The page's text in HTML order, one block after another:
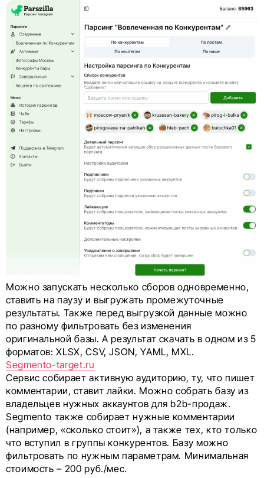
Можно запускать несколько сборов одновременно,
ставить на паузу и выгружать промежуточные
результаты. Также перед выгрузкой данные можно
по разному фильтровать без изменения
оригинальной базы. А результат скачать в одном из 5
форматов: XLSX, CSV, JSON, YAML, MXL.
Segmento-target.ru
Сервис собирает активную аудиторию, ту, что пишет
комментарии, ставит лайки. Можно собрать базу из
владельцев нужных аккаунтов для b2b-продаж.
Segmento также собирает нужные комментарии
(например, «сколько стоит»), а также тех, кто только
что вступил в группы конкурентов. Базу можно
фильтровать по нужным параметрам. Минимальная
стоимость – 200 руб./мес.